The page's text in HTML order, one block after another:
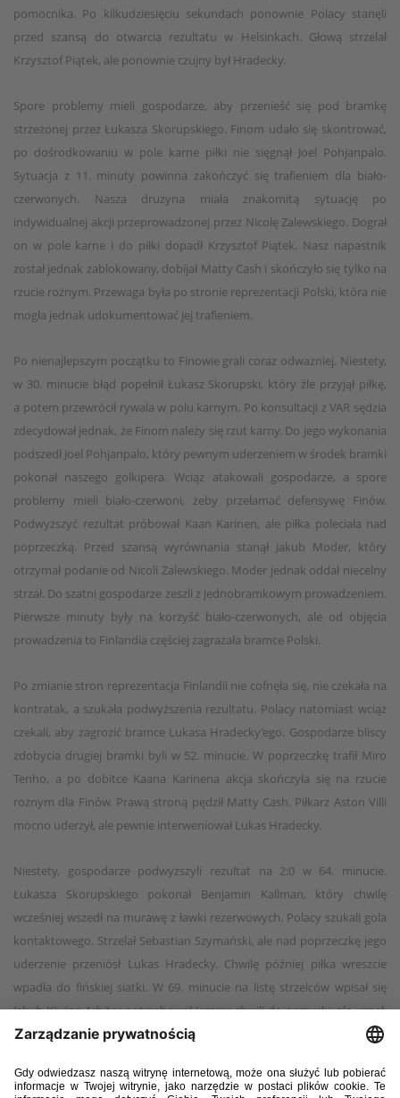
pomocnika. Po kilkudziesięciu sekundach ponownie Polacy stanęli
przed szansą do otwarcia rezultatu w Helsinkach. Głową strzelał
Krzysztof Piątek, ale ponownie czujny był Hradecky.
Spore problemy mieli gospodarze, aby przenieść się pod bramkę
strzeżonej przez Łukasza Skorupskiego. Finom udało się skontrować,
po dośrodkowaniu w pole karne piłki nie sięgnął Joel Pohjanpalo.
Sytuacja z 11. minuty powinna zakończyć się trafieniem dla biało-
czerwonych. Nasza drużyna miała znakomitą sytuację po
indywidualnej akcji przeprowadzonej przez Nicolę Zalewskiego. Dograł
on w pole karne i do piłki dopadł Krzysztof Piątek. Nasz napastnik
został jednak zablokowany, dobijał Matty Cash i skończyło się tylko na
rzucie rożnym. Przewaga była po stronie reprezentacji Polski, która nie
mogła jednak udokumentować jej trafieniem.
Po nienajlepszym początku to Finowie grali coraz odważniej. Niestety,
w 30. minucie błąd popełnił Łukasz Skorupski, który źle przyjął piłkę,
a potem przewrócił rywala w polu karnym. Po konsultacji z VAR sędzia
zdecydował jednak, że Finom należy się rzut karny. Do jego wykonania
podszedł Joel Pohjanpalo, który pewnym uderzeniem w środek bramki
pokonał naszego golkipera. Wciąż atakowali gospodarze, a spore
problemy mieli biało-czerwoni, żeby przełamać defensywę Finów.
Podwyższyć rezultat próbował Kaan Karinen, ale piłka poleciała nad
poprzeczką. Przed szansą wyrównania stanął Jakub Moder, który
otrzymał podanie od Nicoli Zalewskiego. Moder jednak oddał niecelny
strzał. Do szatni gospodarze zeszli z jednobramkowym prowadzeniem.
Pierwsze minuty były na korzyść biało-czerwonych, ale od objęcia
prowadzenia to Finlandia częściej zagrażała bramce Polski.
Po zmianie stron reprezentacja Finlandii nie cofnęła się, nie czekała na
kontratak, a szukała podwyższenia rezultatu. Polacy natomiast wciąż
czekali, aby zagrozić bramce Lukasa Hradecky’ego. Gospodarze bliscy
zdobycia drugiej bramki byli w 52. minucie. W poprzeczkę trafił Miro
Tenho, a po dobitce Kaana Karinena akcja skończyła się na rzucie
rożnym dla Finów. Prawą stroną pędził Matty Cash. Piłkarz Aston Villi
mocno uderzył, ale pewnie interweniował Lukas Hradecky.
Niestety, gospodarze podwyższyli rezultat na 2:0 w 64. minucie.
Łukasza Skorupskiego pokonał Benjamin Kallman, który chwilę
wcześniej wszedł na murawę z ławki rezerwowych. Polacy szukali gola
kontaktowego. Strzelał Sebastian Szymański, ale nad poprzeczkę jego
uderzenie przeniósł Lukas Hradecky. Chwilę później piłka wreszcie
wpadła do fińskiej siatki. W 69. minucie na listę strzelców wpisał się
Jakub Kiwior. Arbiter potrzebował jeszcze chwili do namysłu, ale uznał,
że trafienie zostało zdobyte zgodnie z przepisami. Sędzia wstrzymał
pomoc medyczna. Zawodnicy stali na murawie, aż w końcu arbiter